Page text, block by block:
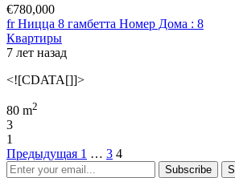
€780,000
fr Ницца 8 гамбетта Номер Дома : 8
Квартиры
7 лет назад
<![CDATA[]]>
80 m2
3
1
Предыдущая 1 … 3 4
Subscribe